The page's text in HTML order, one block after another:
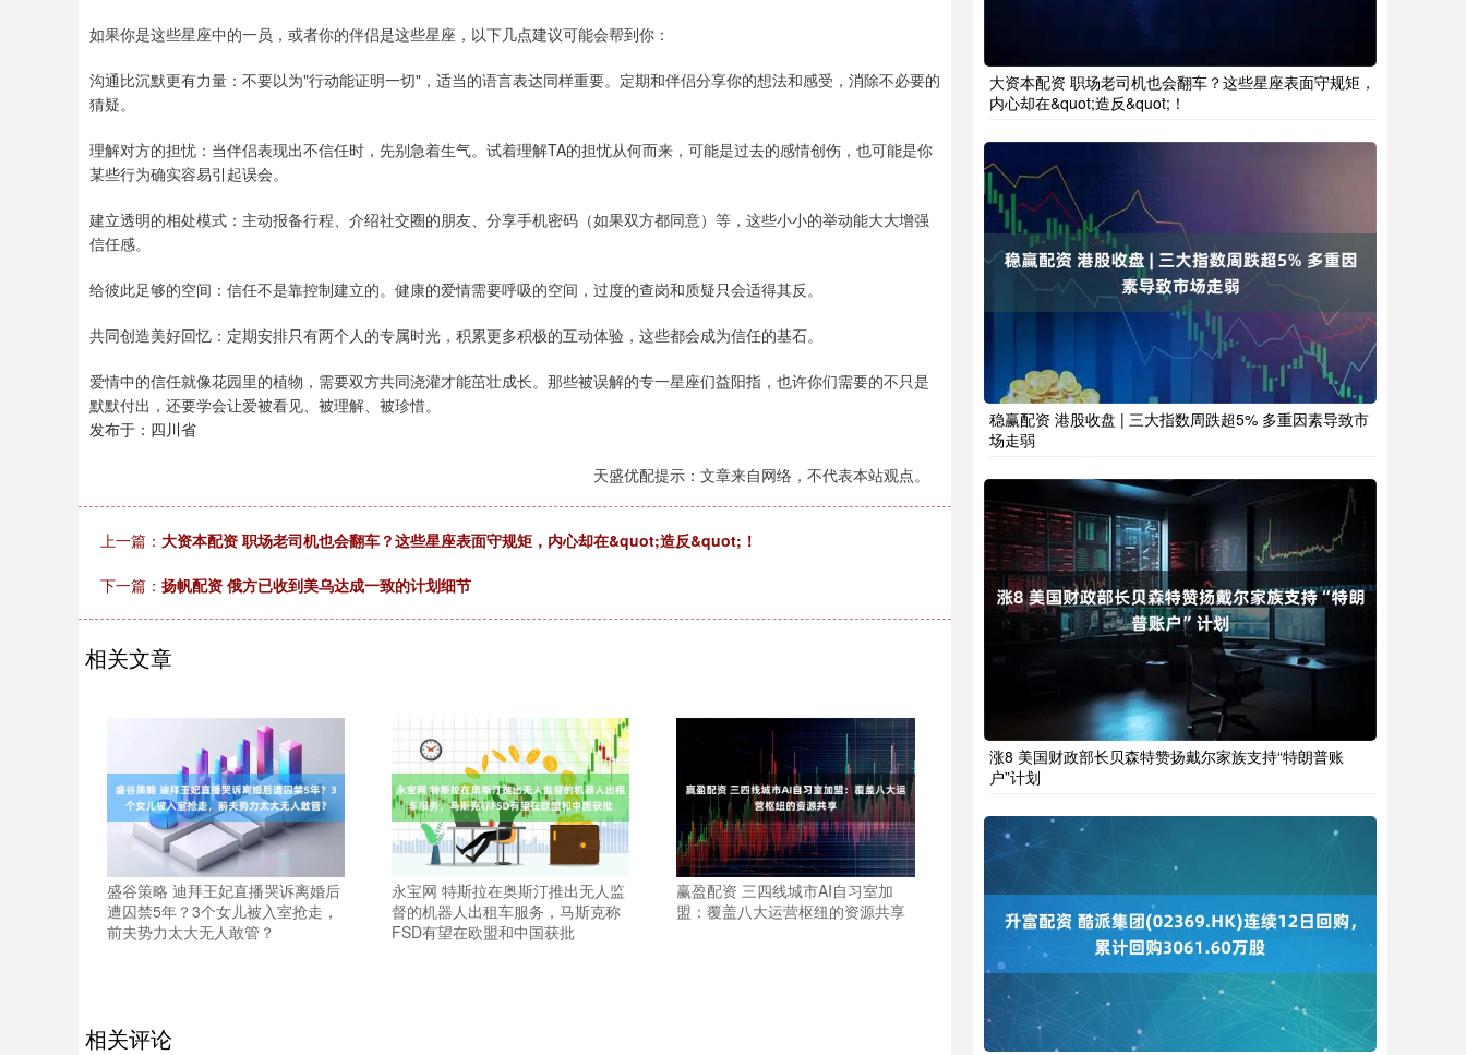
如果你是这些星座中的一员，或者你的伴侣是这些星座，以下几点建议可能会帮到你：
沟通比沉默更有力量：不要以为"行动能证明一切"，适当的语言表达同样重要。定期和伴侣分享你的想法和感受，消除不必要的
猜疑。
理解对方的担忧：当伴侣表现出不信任时，先别急着生气。试着理解TA的担忧从何而来，可能是过去的感情创伤，也可能是你
某些行为确实容易引起误会。
建立透明的相处模式：主动报备行程、介绍社交圈的朋友、分享手机密码（如果双方都同意）等，这些小小的举动能大大增强
信任感。
给彼此足够的空间：信任不是靠控制建立的。健康的爱情需要呼吸的空间，过度的查岗和质疑只会适得其反。
共同创造美好回忆：定期安排只有两个人的专属时光，积累更多积极的互动体验，这些都会成为信任的基石。
爱情中的信任就像花园里的植物，需要双方共同浇灌才能茁壮成长。那些被误解的专一星座们益阳指，也许你们需要的不只是
默默付出，还要学会让爱被看见、被理解、被珍惜。
发布于：四川省
天盛优配提示：文章来自网络，不代表本站观点。
上一篇： 大资本配资 职场老司机也会翻车？这些星座表面守规矩，内心却在&quot;造反&quot;！
下一篇： 扬帆配资 俄方已收到美乌达成一致的计划细节
相关文章
盛谷策略 迪拜王妃直播哭诉离婚后
遭囚禁5年？3个女儿被入室抢走，
前夫势力太大无人敢管？
永宝网 特斯拉在奥斯汀推出无人监
督的机器人出租车服务，马斯克称
FSD有望在欧盟和中国获批
赢盈配资 三四线城市AI自习室加
盟：覆盖八大运营枢纽的资源共享
相关评论
大资本配资 职场老司机也会翻车？这些星座表面守规矩，
内心却在&quot;造反&quot;！
稳赢配资 港股收盘 | 三大指数周跌超5% 多重因素导致市
场走弱
涨8 美国财政部长贝森特赞扬戴尔家族支持“特朗普账
户”计划